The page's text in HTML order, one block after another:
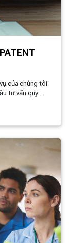
của chúng tôi.
tư vấn quy